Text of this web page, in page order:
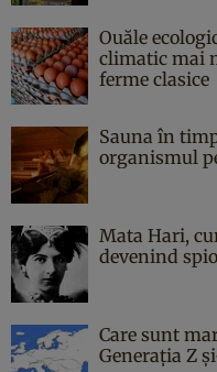
Ouăle
climatic mai
ferme clasice
Sauna în
organismul
Mata Hari,
devenind
Care sunt
Generația Z